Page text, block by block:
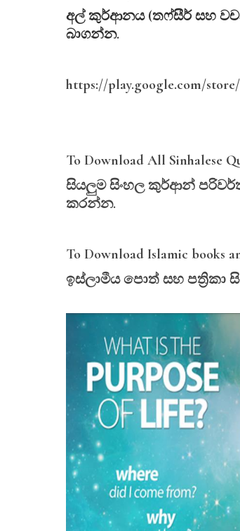
අල්කුර්ආනය (තෆ්සීර්සහ
බාගන්න.
https://play.google.com/
To Download All Sinhalese
සියලුමසිංහල කුර්ආන්
කරන්න.
To Download Islamic books
ඉස්ලාමීයපොත් සහ පත්‍රිකා